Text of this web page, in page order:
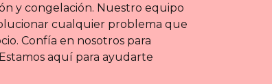
y congelación. Nuestro equipo
cualquier problema que
Confía en nosotros para
aquí para ayudarte